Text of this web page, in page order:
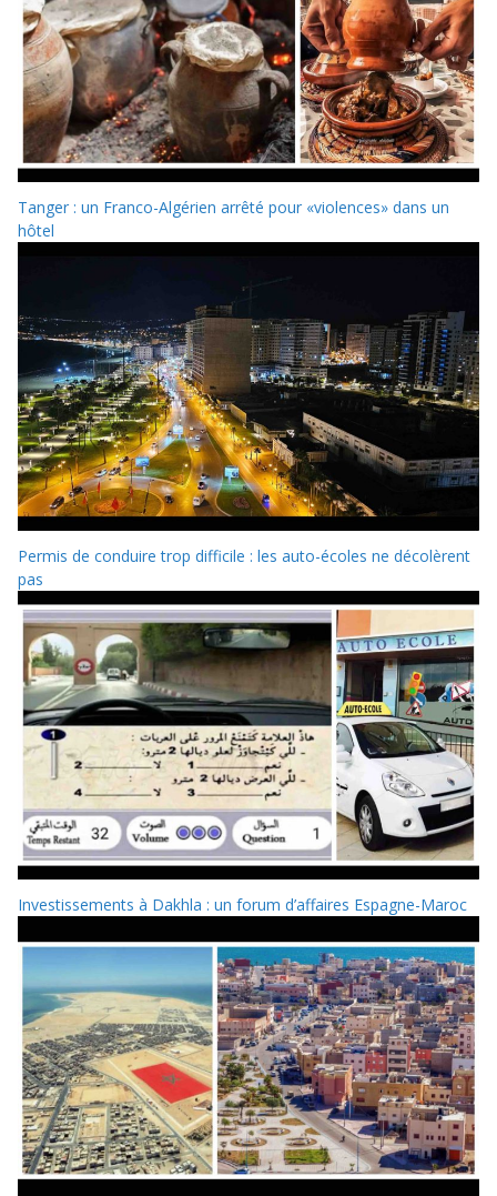
Tanger : un Franco-Algérien arrêté pour «violences» dans un
hôtel
Permis de conduire trop difficile : les auto-écoles ne décolèrent
pas
Investissements à Dakhla : un forum d’affaires Espagne-Maroc